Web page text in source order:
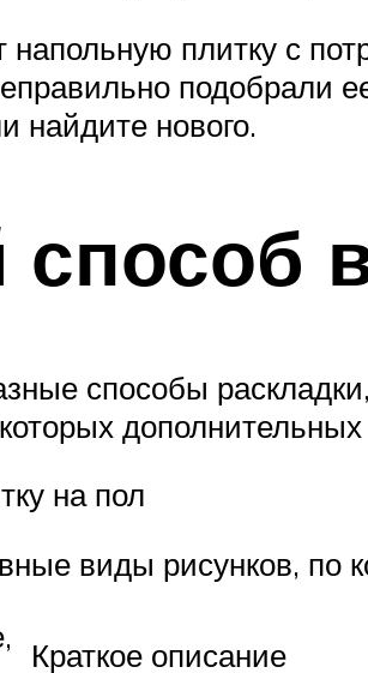
плитку с
подобрали
найдите нового.
способ
способы
дополнительных
на пол
виды рисунков, по
Краткое описание